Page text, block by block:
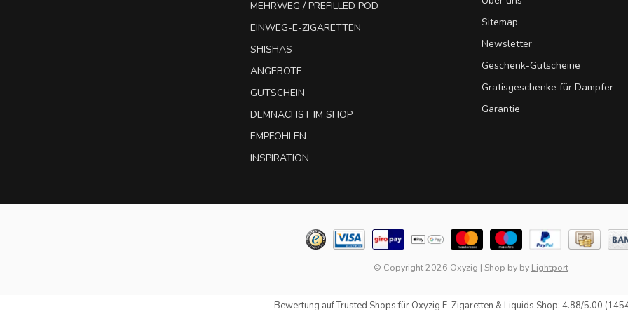
MEHRWEG / PREFILLED POD
EINWEG-E-ZIGARETTEN
SHISHAS
ANGEBOTE
GUTSCHEIN
DEMNÄCHST IM SHOP
EMPFOHLEN
INSPIRATION
Sitemap
Newsletter
Geschenk-Gutscheine
Gratisgeschenke für Dampfer
Garantie
© Copyright 2026 Oxyzig | Shop by by Lightport
Bewertung aufTrusted Shopsfür Oxyzig E-Zigaretten & Liquids Shop: 4.88/5.00